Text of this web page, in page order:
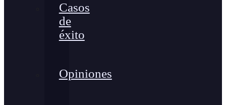
Casos
de
éxito
Opiniones